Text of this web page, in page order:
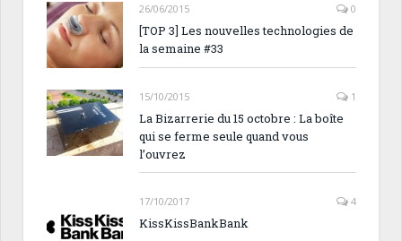
26/06/2015 0
[TOP 3] Les nouvelles technologies de
la semaine #33
15/10/2015 1
La Bizarrerie du 15 octobre : La boîte
qui se ferme seule quand vous
l’ouvrez
17/10/2017 4
KissKissBankBank